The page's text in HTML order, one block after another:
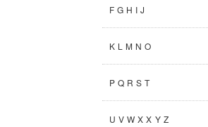
F G H I J
K L M N O
P Q R S T
U V W X X Y Z